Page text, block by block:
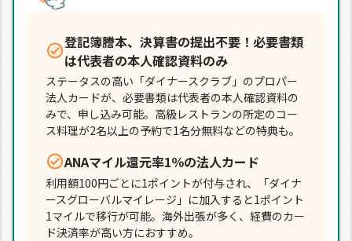
登記簿謄本、決算書の提出不要！必要書類
は代表者の本人確認資料のみ
ステータスの高い「ダイナースクラブ」のプロパー
法人カードが、必要書類は代表者の本人確認資料の
みで、申し込み可能。高級レストランの所定のコー
ス料理が2名以上の予約で1名分無料などの特典も。
ANAマイル還元率1％の法人カード
利用額100円ごとに1ポイントが付与され、「ダイナ
ースグローバルマイレージ」に加入すると1ポイント
1マイルで移行が可能。海外出張が多く、経費のカー
ド決済率が高い方におすすめ。